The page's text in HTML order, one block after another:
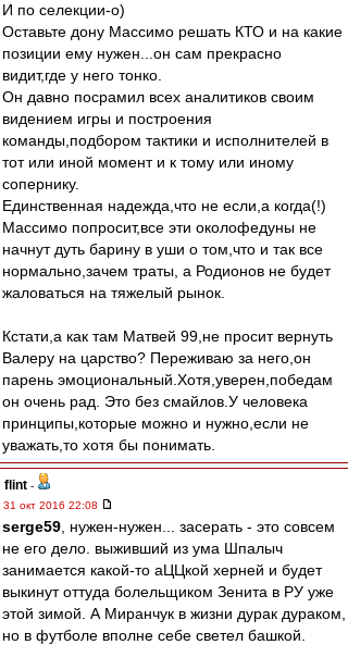
И по селекции-о)
Оставьте дону Массимо решать КТО и на какие
позиции ему нужен...он сам прекрасно
видит,где у него тонко.
Он давно посрамил всех аналитиков своим
видением игры и построения
команды,подбором тактики и исполнителей в
тот или иной момент и к тому или иному
сопернику.
Единственная надежда,что не если,а когда(!)
Массимо попросит,все эти околофедуны не
начнут дуть барину в уши о том,что и так все
нормально,зачем траты, а Родионов не будет
жаловаться на тяжелый рынок.
Кстати,а как там Матвей 99,не просит вернуть
Валеру на царство? Переживаю за него,он
парень эмоциональный.Хотя,уверен,победам
он очень рад. Это без смайлов.У человека
принципы,которые можно и нужно,если не
уважать,то хотя бы понимать.
flint -
31 окт 2016 22:08
serge59 , нужен-нужен... засерать - это совсем
не его дело. выживший из ума Шпалыч
занимается какой-то аЦЦкой херней и будет
выкинут оттуда болельщиком Зенита в РУ уже
этой зимой. А Миранчук в жизни дурак дураком,
но в футболе вполне себе светел башкой.